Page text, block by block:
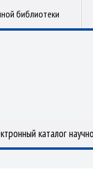
библиотеки
каталог